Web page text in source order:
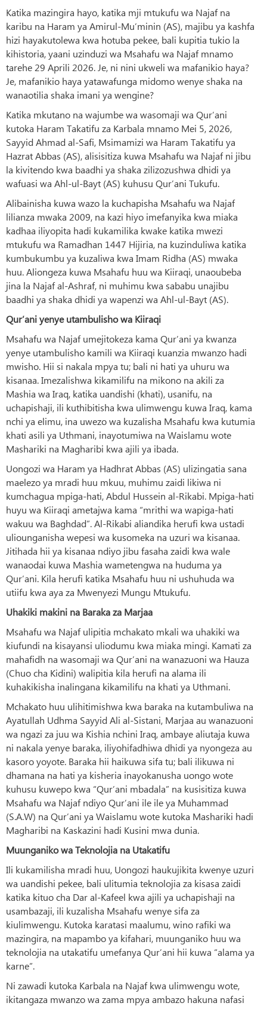
Katika mazingira hayo, katika mji mtukufu wa Najaf na
karibu na Haram ya Amirul-Mu’minin (AS), majibu ya kashfa
hizi hayakutolewa kwa hotuba pekee, bali kupitia tukio la
kihistoria, yaani uzinduzi wa Msahafu wa Najaf mnamo
tarehe 29 Aprili 2026. Je, ni nini ukweli wa mafanikio haya?
Je, mafanikio haya yatawafunga midomo wenye shaka na
wanaotilia shaka imani ya wengine?
Katika mkutano na wajumbe wa wasomaji wa Qur’ani
kutoka Haram Takatifu za Karbala mnamo Mei 5, 2026,
Sayyid Ahmad al-Safi, Msimamizi wa Haram Takatifu ya
Hazrat Abbas (AS), alisisitiza kuwa Msahafu wa Najaf ni jibu
la kivitendo kwa baadhi ya shaka zilizozushwa dhidi ya
wafuasi wa Ahl-ul-Bayt (AS) kuhusu Qur’ani Tukufu.
Alibainisha kuwa wazo la kuchapisha Msahafu wa Najaf
lilianza mwaka 2009, na kazi hiyo imefanyika kwa miaka
kadhaa iliyopita hadi kukamilika kwake katika mwezi
mtukufu wa Ramadhan 1447 Hijiria, na kuzinduliwa katika
kumbukumbu ya kuzaliwa kwa Imam Ridha (AS) mwaka
huu. Aliongeza kuwa Msahafu huu wa Kiiraqi, unaoubeba
jina la Najaf al-Ashraf, ni muhimu kwa sababu unajibu
baadhi ya shaka dhidi ya wapenzi wa Ahl-ul-Bayt (AS).
Qur’ani yenye utambulisho wa Kiiraqi
Msahafu wa Najaf umejitokeza kama Qur’ani ya kwanza
yenye utambulisho kamili wa Kiiraqi kuanzia mwanzo hadi
mwisho. Hii si nakala mpya tu; bali ni hati ya uhuru wa
kisanaa. Imezalishwa kikamilifu na mikono na akili za
Mashia wa Iraq, katika uandishi (khati), usanifu, na
uchapishaji, ili kuthibitisha kwa ulimwengu kuwa Iraq, kama
nchi ya elimu, ina uwezo wa kuzalisha Msahafu kwa kutumia
khati asili ya Uthmani, inayotumiwa na Waislamu wote
Mashariki na Magharibi kwa ajili ya ibada.
Uongozi wa Haram ya Hadhrat Abbas (AS) ulizingatia sana
maelezo ya mradi huu mkuu, muhimu zaidi likiwa ni
kumchagua mpiga-hati, Abdul Hussein al-Rikabi. Mpiga-hati
huyu wa Kiiraqi ametajwa kama “mrithi wa wapiga-hati
wakuu wa Baghdad”. Al-Rikabi aliandika herufi kwa ustadi
uliounganisha wepesi wa kusomeka na uzuri wa kisanaa.
Jitihada hii ya kisanaa ndiyo jibu fasaha zaidi kwa wale
wanaodai kuwa Mashia wametengwa na huduma ya
Qur’ani. Kila herufi katika Msahafu huu ni ushuhuda wa
utiifu kwa aya za Mwenyezi Mungu Mtukufu.
Uhakiki makini na Baraka za Marjaa
Msahafu wa Najaf ulipitia mchakato mkali wa uhakiki wa
kiufundi na kisayansi uliodumu kwa miaka mingi. Kamati za
mahafidh na wasomaji wa Qur’ani na wanazuoni wa Hauza
(Chuo cha Kidini) walipitia kila herufi na alama ili
kuhakikisha inalingana kikamilifu na khati ya Uthmani.
Mchakato huu ulihitimishwa kwa baraka na kutambuliwa na
Ayatullah Udhma Sayyid Ali al-Sistani, Marjaa au wanazuoni
wa ngazi za juu wa Kishia nchini Iraq, ambaye aliutaja kuwa
ni nakala yenye baraka, iliyohifadhiwa dhidi ya nyongeza au
kasoro yoyote. Baraka hii haikuwa sifa tu; bali ilikuwa ni
dhamana na hati ya kisheria inayokanusha uongo wote
kuhusu kuwepo kwa “Qur’ani mbadala” na kusisitiza kuwa
Msahafu wa Najaf ndiyo Qur’ani ile ile ya Muhammad
(S.A.W) na Qur’ani ya Waislamu wote kutoka Mashariki hadi
Magharibi na Kaskazini hadi Kusini mwa dunia.
Muunganiko wa Teknolojia na Utakatifu
Ili kukamilisha mradi huu, Uongozi haukujikita kwenye uzuri
wa uandishi pekee, bali ulitumia teknolojia za kisasa zaidi
katika kituo cha Dar al-Kafeel kwa ajili ya uchapishaji na
usambazaji, ili kuzalisha Msahafu wenye sifa za
kiulimwengu. Kutoka karatasi maalumu, wino rafiki wa
mazingira, na mapambo ya kifahari, muunganiko huu wa
teknolojia na utakatifu umefanya Qur’ani hii kuwa “alama ya
karne”.
Ni zawadi kutoka Karbala na Najaf kwa ulimwengu wote,
ikitangaza mwanzo wa zama mpya ambazo hakuna nafasi